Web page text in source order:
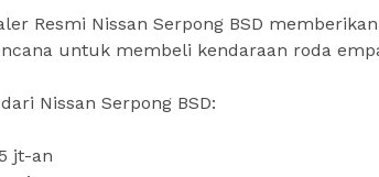
Resmi Nissan Serpong BSD
untuk membeli kendaraan roda
Nissan Serpong BSD:
jt-an